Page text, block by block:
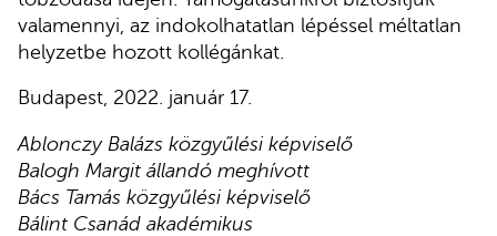
valamennyi, az indokolhatatlan lépéssel méltatlan
helyzetbe hozott kollégánkat.
Budapest, 2022. január 17.
Ablonczy Balázs közgyűlési képviselő
Balogh Margit állandó meghívott
Bács Tamás közgyűlési képviselő
Bálint Csanád akadémikus